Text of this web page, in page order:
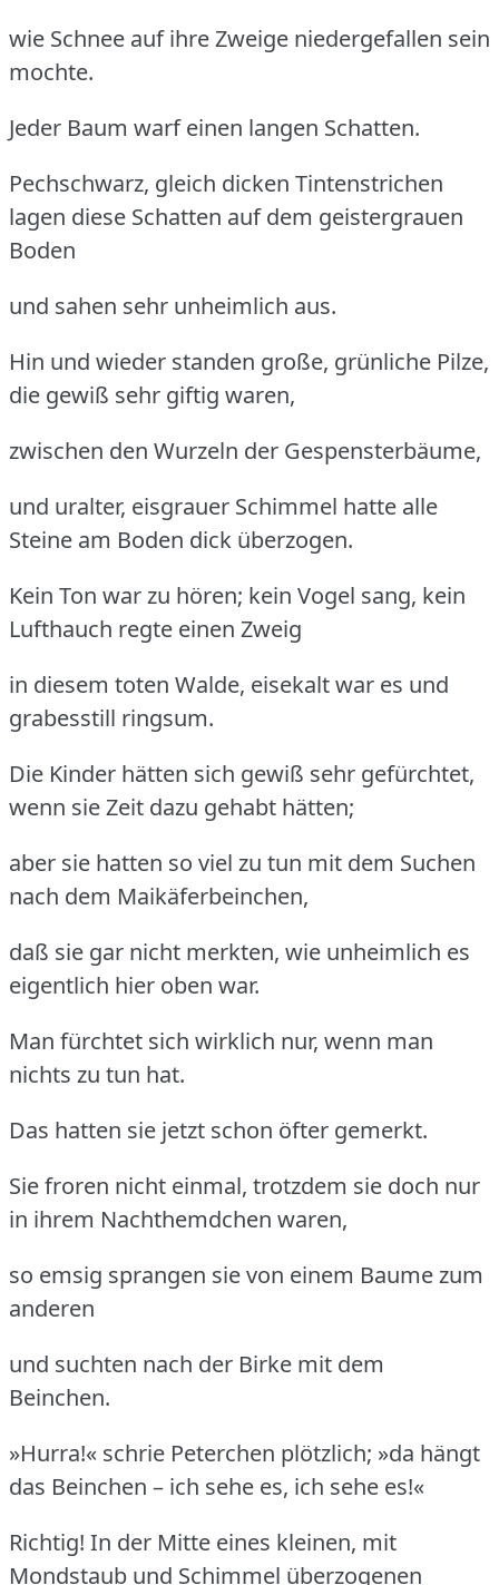
wie Schnee auf ihre Zweige niedergefallen sein
mochte.
Jeder Baum warf einen langen Schatten.
Pechschwarz, gleich dicken Tintenstrichen
lagen diese Schatten auf dem geistergrauen
Boden
und sahen sehr unheimlich aus.
Hin und wieder standen große, grünliche Pilze,
die gewiß sehr giftig waren,
zwischen den Wurzeln der Gespensterbäume,
und uralter, eisgrauer Schimmel hatte alle
Steine am Boden dick überzogen.
Kein Ton war zu hören; kein Vogel sang, kein
Lufthauch regte einen Zweig
in diesem toten Walde, eisekalt war es und
grabesstill ringsum.
Die Kinder hätten sich gewiß sehr gefürchtet,
wenn sie Zeit dazu gehabt hätten;
aber sie hatten so viel zu tun mit dem Suchen
nach dem Maikäferbeinchen,
daß sie gar nicht merkten, wie unheimlich es
eigentlich hier oben war.
Man fürchtet sich wirklich nur, wenn man
nichts zu tun hat.
Das hatten sie jetzt schon öfter gemerkt.
Sie froren nicht einmal, trotzdem sie doch nur
in ihrem Nachthemdchen waren,
so emsig sprangen sie von einem Baume zum
anderen
und suchten nach der Birke mit dem
Beinchen.
»Hurra!« schrie Peterchen plötzlich; »da hängt
das Beinchen – ich sehe es, ich sehe es!«
Richtig! In der Mitte eines kleinen, mit
Mondstaub und Schimmel überzogenen